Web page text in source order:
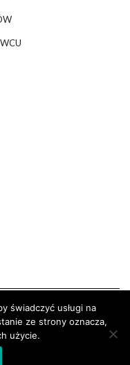
Dr Pixel
świadczyć usługi na
ze strony oznacza,
użycie.